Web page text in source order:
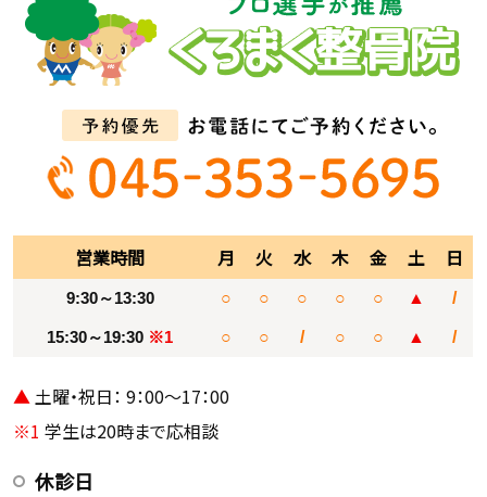
営業時間 月 火 水 木 金 土 日
9:30～13:30 ○ ○ ○ ○ ○ ▲ /
15:30～19:30 ※1 ○ ○ / ○ ○ ▲ /
▲ 土曜・祝日： 9：00～17：00
※1 学生は20時まで応相談
休診日